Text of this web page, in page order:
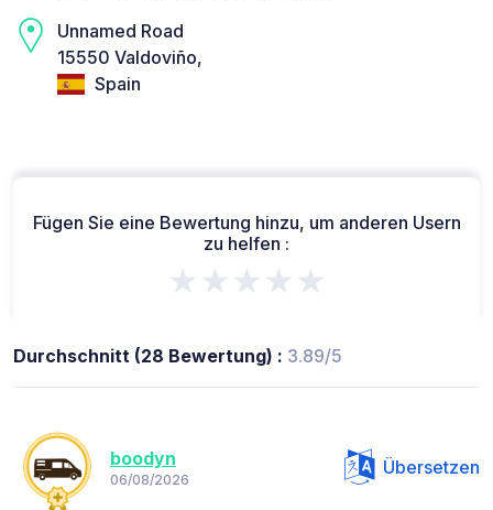
Unnamed Road
15550 Valdoviño,
Spain
Fügen Sie eine Bewertung hinzu, um anderen Usern
zu helfen :
★★★★★
Durchschnitt (28 Bewertung) : 3.89/5
boodyn
06/08/2026
Übersetzen